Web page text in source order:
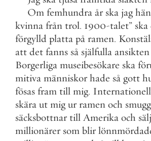
Om femhundra år ska jag
kvinna från trol. 1900-talet” ska
förgylld platta på ramen.
att det fanns så själfulla ansikten
Borgerliga museibesökare ska
mitiva människor hade så gott
fösas fram till mig.
skära ut mig ur ramen och
säcksbottnar till Amerika och
millionärer som blir